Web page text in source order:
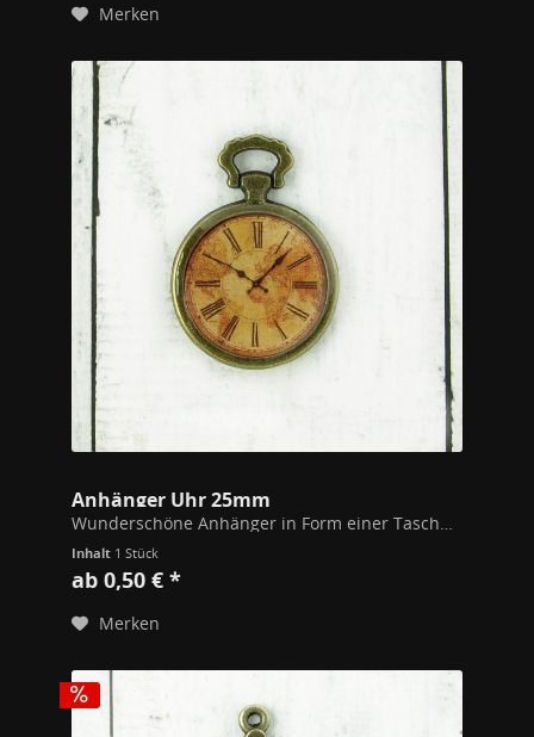
Merken
Anhänger Uhr 25mm
Wunderschöne Anhänger in Form einer Taschenuhr. Ein Uhrwerk Motiv mit Weltkarten Hintergrund ist mit Kunstharz eingegossen. Durchmesser 25mm Modeschmuckmetall (Kupfer/Zink Legierung) Alle unsere Schmuckstücke unterschreiten die gem. der...
Inhalt 1 Stück
ab 0,50 € *
Merken